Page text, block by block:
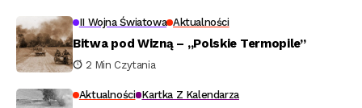
II Wojna Światowa Aktualności
Bitwa pod Wizną – „Polskie Termopile”
2 Min Czytania
Aktualności Kartka Z Kalendarza